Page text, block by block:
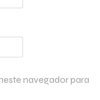
navegador para